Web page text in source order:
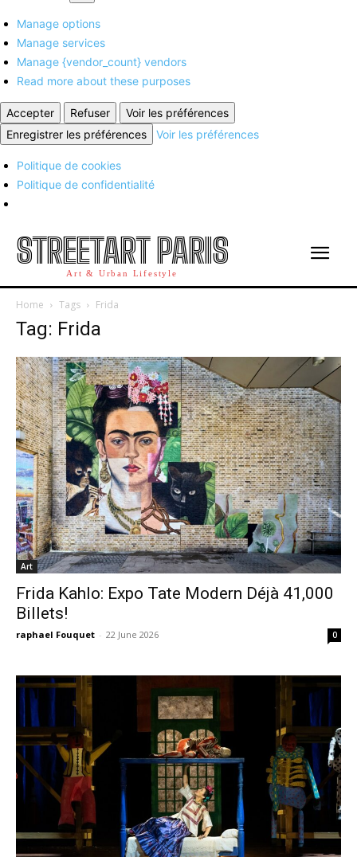
Manage options
Manage services
Manage {vendor_count} vendors
Read more about these purposes
Accepter Refuser
Voir les préférences
Enregistrer les préférences
Voir les préférences
Politique de cookies
Politique de confidentialité
STREETART PARIS
Art & Urban Lifestyle
Home Tags Frida
Tag: Frida
Art
Frida Kahlo: Expo Tate Modern Déjà 41,000
Billets!
raphael Fouquet - 22 June 2026 0